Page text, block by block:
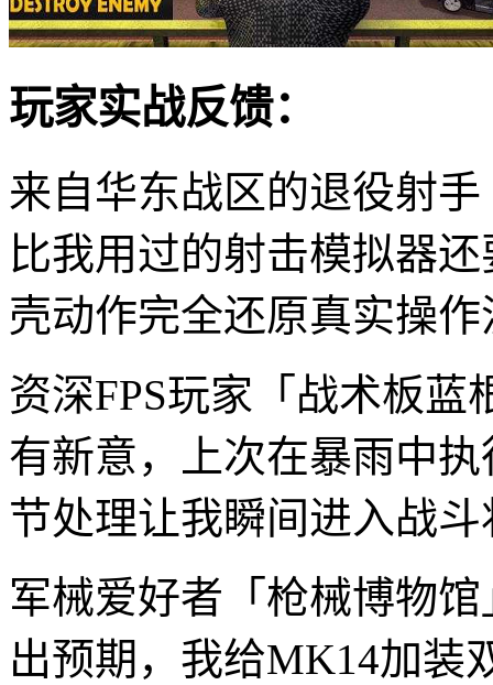
玩家实战反馈：
来自华东战区的退役射
比我用过的射击模拟器
壳动作完全还原真实操作
资深FPS玩家「战术板
有新意，上次在暴雨中
节处理让我瞬间进入战斗
军械爱好者「枪械博物
出预期，我给MK14加装